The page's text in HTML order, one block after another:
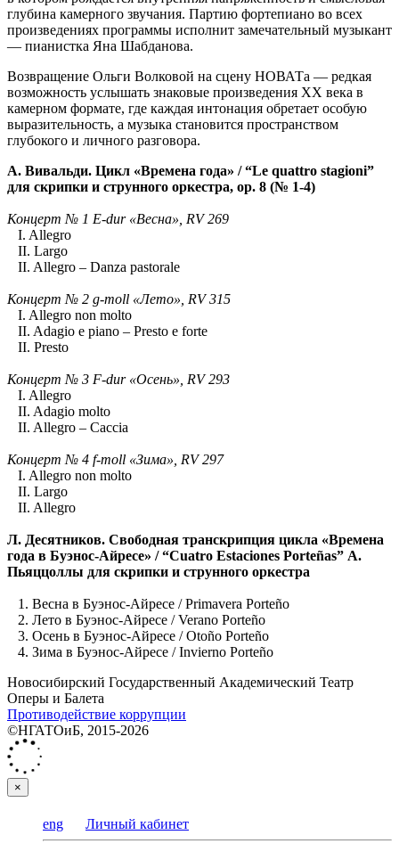
глубина камерного звучания. Партию фортепиано во всех
произведениях программы исполнит замечательный музыкант
— пианистка Яна Шабданова.
Возвращение Ольги Волковой на сцену НОВАТа — редкая
возможность услышать знаковые произведения XX века в
камерном формате, где каждая интонация обретает особую
выразительность, а музыка становится пространством
глубокого и личного разговора.
А. Вивальди. Цикл «Времена года» / “Le quattro stagioni”
для скрипки и струнного оркестра, op. 8 (№ 1-4)
Концерт № 1 E-dur «Весна», RV 269
I. Allegro
II. Largo
II. Allegro – Danza pastorale
Концерт № 2 g-moll «Лето», RV 315
I. Allegro non molto
II. Adagio e piano – Presto e forte
II. Presto
Концерт № 3 F-dur «Осень», RV 293
I. Allegro
II. Adagio molto
II. Allegro – Caccia
Концерт № 4 f-moll «Зима», RV 297
I. Allegro non molto
II. Largo
II. Allegro
Л. Десятников. Свободная транскрипция цикла «Времена
года в Буэнос-Айресе» / “Cuatro Estaciones Porteñas” А.
Пьяццоллы для скрипки и струнного оркестра
1. Весна в Буэнос-Айресе / Primavera Porteño
2. Лето в Буэнос-Айресе / Verano Porteño
3. Осень в Буэнос-Айресе / Otoño Porteño
4. Зима в Буэнос-Айресе / Invierno Porteño
Новосибирский Государственный Академический Театр
Оперы и Балета
Противодействие коррупции
©НГАТОиБ, 2015-2026
×
eng Личный кабинет